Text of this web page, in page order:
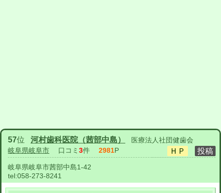
57位 河村歯科医院（茜部中島）
医療法人社団健歯会
岐阜県岐阜市 口コミ 3件 2981P
岐阜県岐阜市茜部中島1-42
tel:058-273-8241